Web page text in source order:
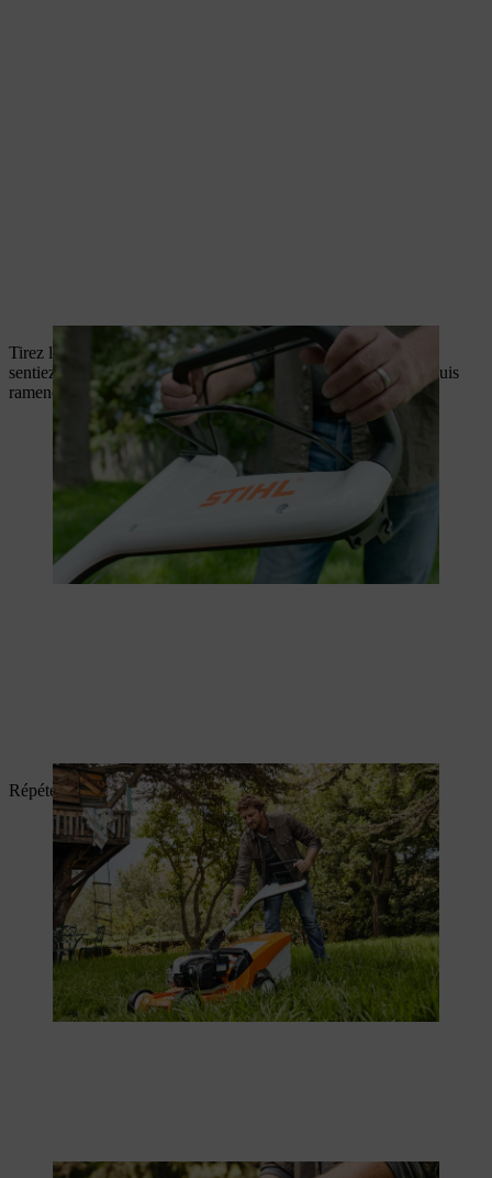
Tirez lentement sur la corde de démarrage jusqu’à ce que vous
sentiez une résistance. Tirez ensuite fortement et rapidement, puis
ramenez lentement la corde.
Répétez l’opération jusqu’à ce que le moteur tourne.